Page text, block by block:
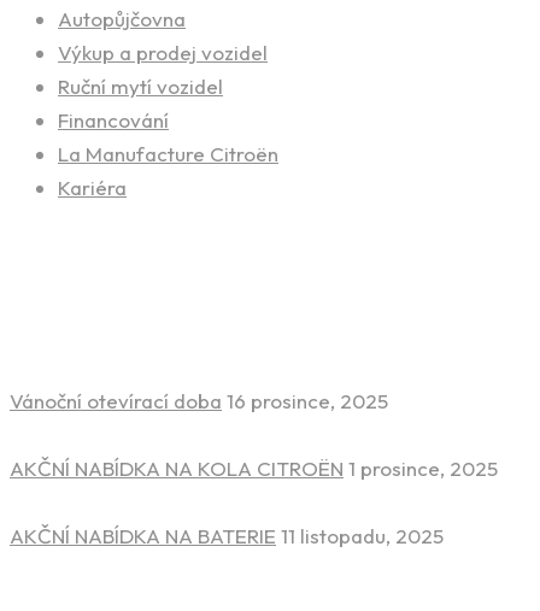
Autopůjčovna
Výkup a prodej vozidel
Ruční mytí vozidel
Financování
La Manufacture Citroën
Kariéra
Vánoční otevírací doba 16 prosince, 2025
AKČNÍ NABÍDKA NA KOLA CITROËN 1 prosince, 2025
AKČNÍ NABÍDKA NA BATERIE 11 listopadu, 2025